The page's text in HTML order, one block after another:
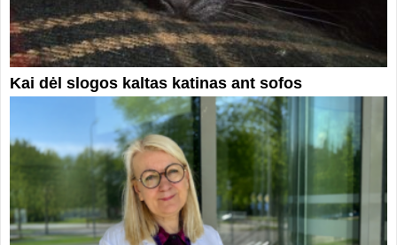
Kai dėl slogos kaltas katinas ant sofos